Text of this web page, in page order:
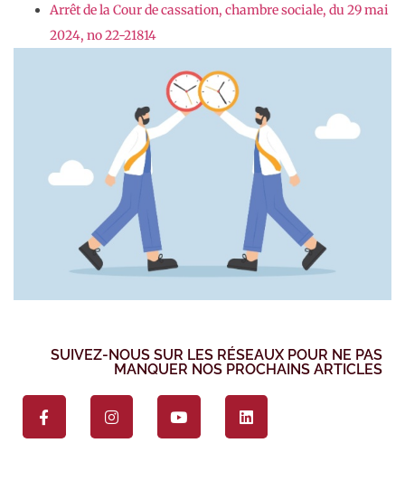
Arrêt de la Cour de cassation, chambre sociale, du 29 mai
2024, no 22-21814
SUIVEZ-NOUS SUR LES RÉSEAUX POUR NE PAS
MANQUER NOS PROCHAINS ARTICLES